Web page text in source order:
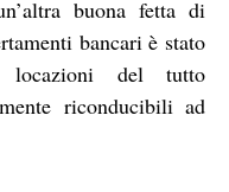
buona fetta di
bancari è stato
locazioni del tutto
riconducibili ad